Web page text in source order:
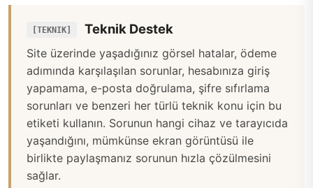
[TEKNIK] Teknik Destek
Site üzerinde yaşadığınız görsel hatalar, ödeme
adımında karşılaşılan sorunlar, hesabınıza giriş
yapamama, e-posta doğrulama, şifre sıfırlama
sorunları ve benzeri her türlü teknik konu için bu
etiketi kullanın. Sorunun hangi cihaz ve tarayıcıda
yaşandığını, mümkünse ekran görüntüsü ile
birlikte paylaşmanız sorunun hızla çözülmesini
sağlar.